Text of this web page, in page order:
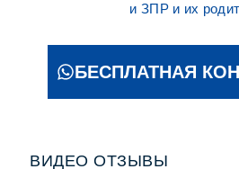
и ЗПР и их
БЕСПЛАТНАЯ
ВИДЕО ОТЗЫВЫ